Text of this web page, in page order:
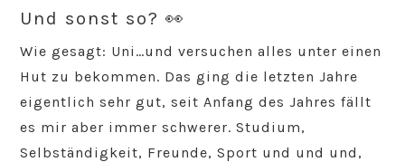
Und sonst so? 👀
Wie gesagt: Uni…und versuchen alles unter einen
Hut zu bekommen. Das ging die letzten Jahre
eigentlich sehr gut, seit Anfang des Jahres fällt
es mir aber immer schwerer. Studium,
Selbständigkeit, Freunde, Sport und und und,